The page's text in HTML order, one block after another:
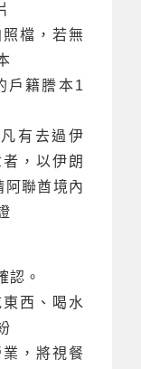
檔，若無
戶籍謄本1
有去過伊
，以伊朗
阿聯酋境內
認。
西、喝水
，將視餐